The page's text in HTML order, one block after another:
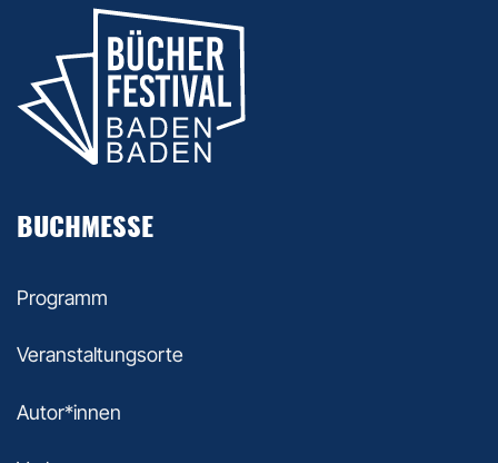
BUCHMESSE
Programm
Veranstaltungsorte
Autor*innen